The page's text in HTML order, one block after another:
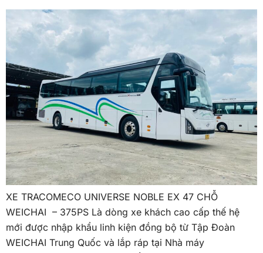
XE TRACOMECO UNIVERSE NOBLE EX 47 CHỖ
WEICHAI – 375PS Là dòng xe khách cao cấp thế hệ
mới được nhập khẩu linh kiện đồng bộ từ Tập Đoàn
WEICHAI Trung Quốc và lắp ráp tại Nhà máy